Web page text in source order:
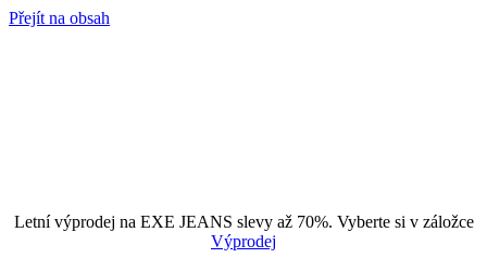
Přejít na obsah
Letní výprodej na EXE JEANS slevy až 70%. Vyberte si v záložce
Výprodej